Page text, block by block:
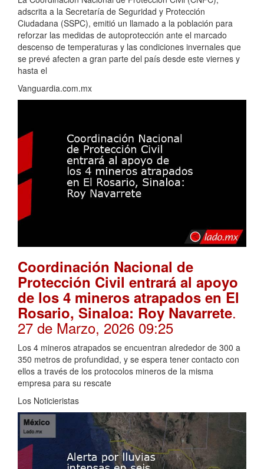
adscrita a la Secretaría de Seguridad y Protección
Ciudadana (SSPC), emitió un llamado a la población para
reforzar las medidas de autoprotección ante el marcado
descenso de temperaturas y las condiciones invernales que
se prevé afecten a gran parte del país desde este viernes y
hasta el
Vanguardia.com.mx
Coordinación Nacional de
Protección Civil entrará al apoyo
de los 4 mineros atrapados en El
Rosario, Sinaloa: Roy Navarrete.
27 de Marzo, 2026 09:25
Los 4 mineros atrapados se encuentran alrededor de 300 a
350 metros de profundidad, y se espera tener contacto con
ellos a través de los protocolos mineros de la misma
empresa para su rescate
Los Noticieristas